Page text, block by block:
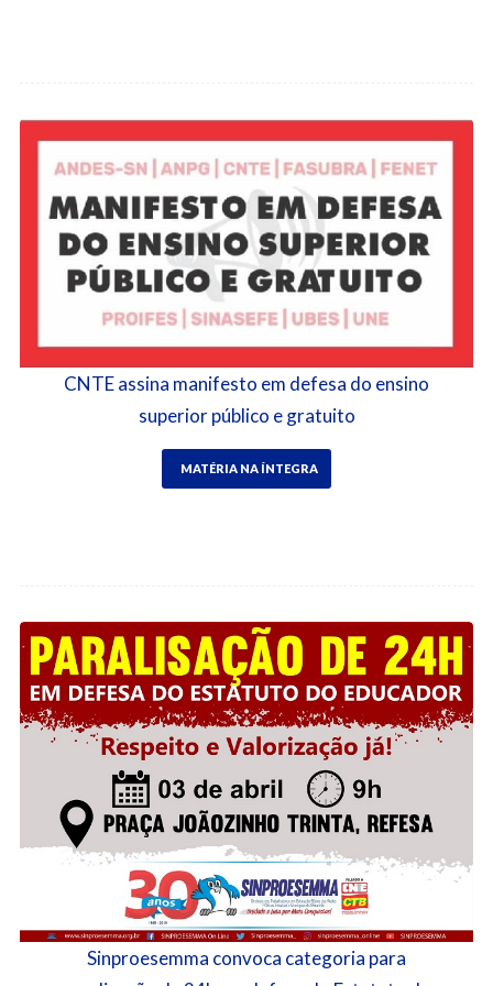
CNTE assina manifesto em defesa do ensino
superior público e gratuito
MATÉRIA NA ÍNTEGRA
Sinproesemma convoca categoria para